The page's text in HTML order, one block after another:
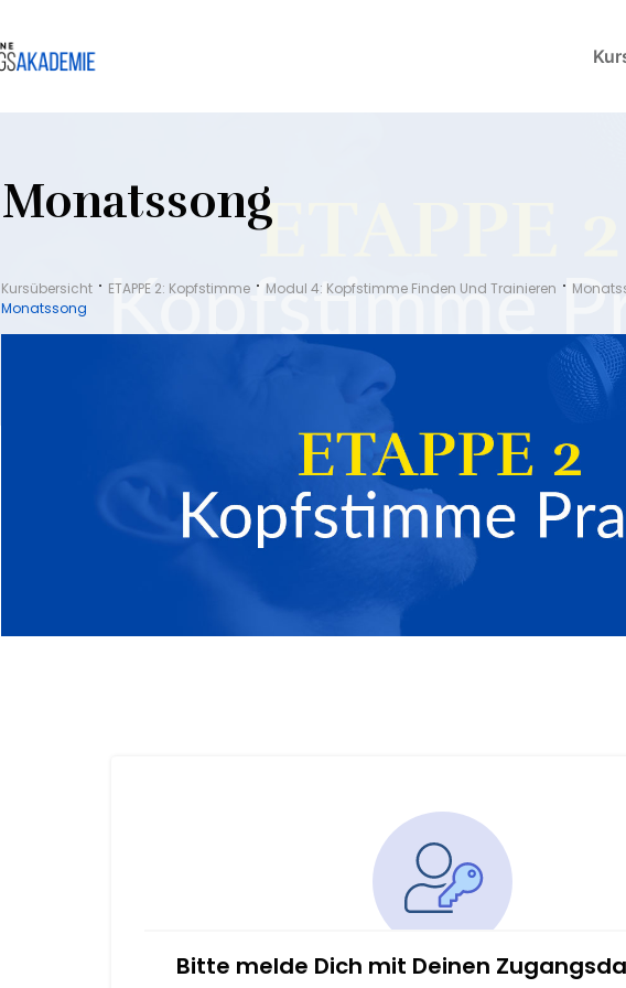
Monatssong
Kursübersicht ETAPPE 2: Kopfstimme Modul 4: Kopfstimme Finden Und Trainieren
Monatssong
Bitte melde Dich mit Deinen